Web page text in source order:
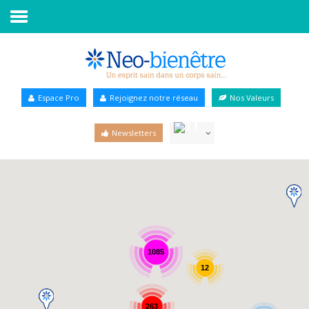
Annuaire Bien-être
Espace Pro Rejoignez notre réseau Nos Valeurs
Newsletters
1085
263
12